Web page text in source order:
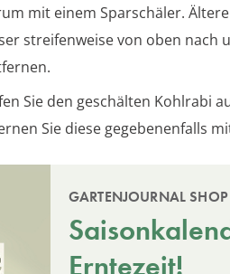
mit einem Sparschäler.
streifenweise von oben nach
Sie den geschälten Kohlrabi
Sie diese gegebenenfalls
GARTENJOURNAL SHOP
Erntezeit!